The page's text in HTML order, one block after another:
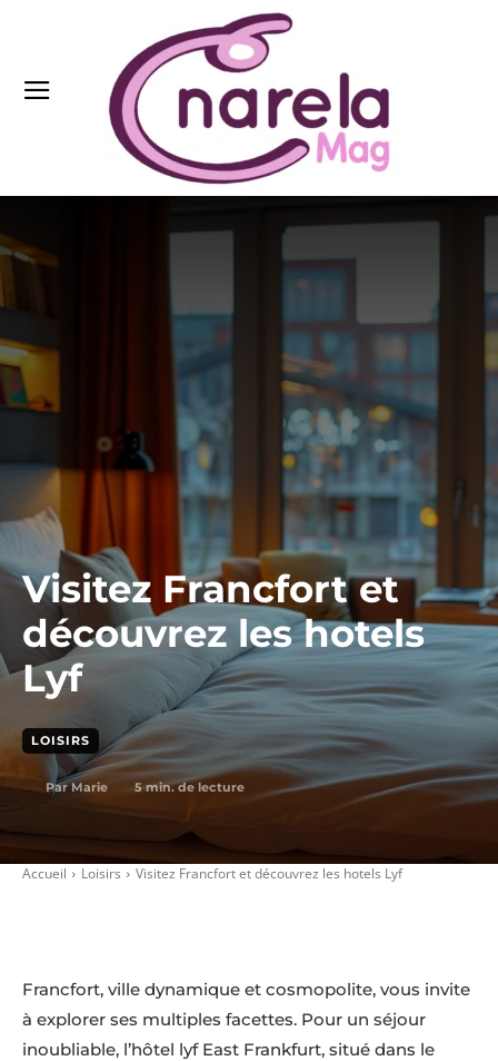
Visitez Francfort et
découvrez les hotels
Lyf
LOISIRS
Par Marie 5 min. de lecture
Accueil Loisirs Visitez Francfort et découvrez les hotels Lyf
Francfort, ville dynamique et cosmopolite, vous invite
à explorer ses multiples facettes. Pour un séjour
inoubliable, l’hôtel lyf East Frankfurt, situé dans le